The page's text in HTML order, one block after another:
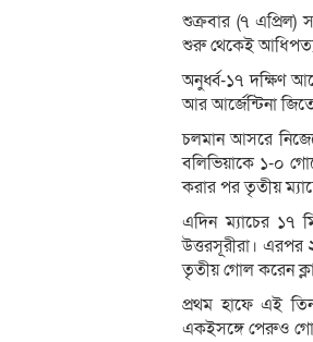
শুক্রবার (৭ এপ্রিল)
শুরু থেকেই আধিপত্য
অনুর্ধ্ব-১৭ দক্ষিণ
আর আর্জেন্টিনা
চলমান আসরে
বলিভিয়াকে ১-০
করার পর তৃতীয়
এদিন ম্যাচের ১৭
উত্তরসূরীরা। এরপর
তৃতীয় গোল করেন
প্রথম হাফে এই
একইসঙ্গে পেরুও